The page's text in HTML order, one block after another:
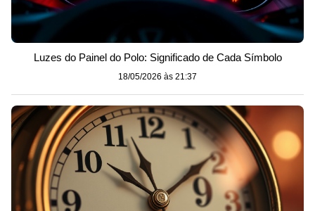
Luzes do Painel do Polo: Significado de Cada Símbolo
18/05/2026 às 21:37